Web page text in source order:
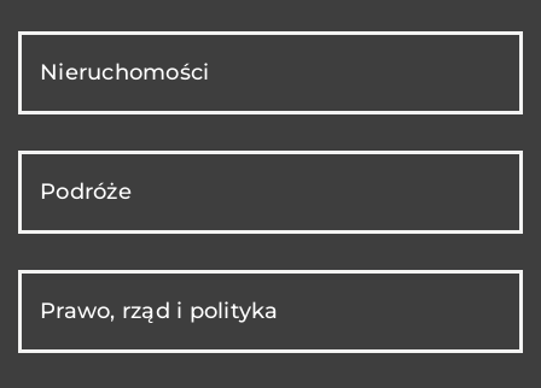
Nieruchomości
Podróże
Prawo, rząd i polityka